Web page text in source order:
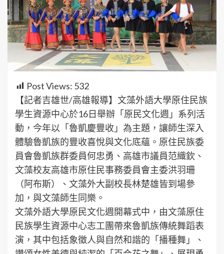
Post Views: 532
【記者吉雄世/高雄報導】文藻外語大學原住民族
學生資源中心於16日舉辦「原民文化週」系列活
動，今年以「魯凱慶豐收」為主題，讓師生深入
體驗魯凱族的豐收喜悅與文化底蘊。原住民族委
員會魯凱族群委員何忠勇、高雄市議員范織欽、
文藻校友高雄市原住民事務委員會主委洪羽珊
（阿布斯）、文藻外大副校長林楚雄皆到場參
加，與文藻師生同樂。
文藻外語大學原民文化週開幕式中，由文藻原住
民族學生資源中心志工團帶來魯凱族傳統舞蹈表
演，其中包括象徵人與自然和諧的「播種舞」、